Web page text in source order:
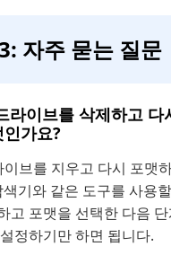
자주 묻는 질문
라이브를 삭제하고 다
가요?
브를 지우고 다시 포맷
기와 같은 도구를 사용
고 포맷을 선택한 다음
정하기만 하면 됩니다.